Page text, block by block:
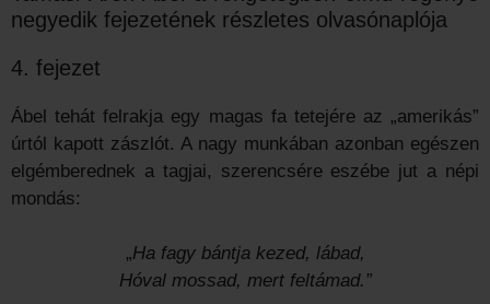
negyedik fejezetének részletes olvasónaplója
4. fejezet
Ábel tehát felrakja egy magas fa tetejére az „amerikás”
úrtól kapott zászlót. A nagy munkában azonban egészen
elgémberednek a tagjai, szerencsére eszébe jut a népi
mondás:
„Ha fagy bántja kezed, lábad,
Hóval mossad, mert feltámad.”